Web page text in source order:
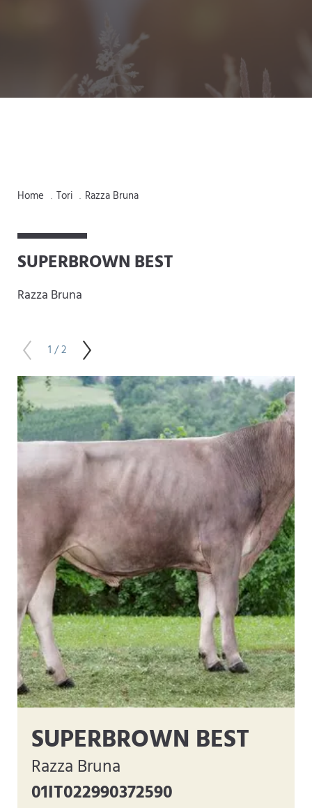
Home . Tori . Razza Bruna
SUPERBROWN BEST
Razza Bruna
SUPERBROWN BEST
Razza Bruna
01IT022990372590
1 / 2